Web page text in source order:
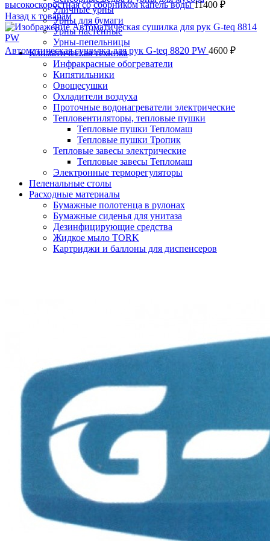
Уличные урны
Урны для бумаги
Урны настенные
Урны-пепельницы
Климатическая техника
Инфракрасные обогреватели
Кипятильники
Овощесушки
Охладители воздуха
Проточные водонагреватели электрические
Тепловентиляторы, тепловые пушки
Тепловые пушки Тепломаш
Тепловые пушки Тропик
Тепловые завесы электрические
Тепловые завесы Тепломаш
Электронные терморегуляторы
Пеленальные столы
Расходные материалы
Бумажные полотенца в рулонах
Бумажные сиденья для унитаза
Дезинфицирующие средства
Жидкое мыло TORK
Картриджи и баллоны для диспенсеров
V-образные сушилки
Погружные сушилки для рук
Сушилки для рук высокоскоростные
Электрополотенце
Уборочная техника
Подметальные машины
Пылесосы для опасной пыли
Пылесосы для сухой и влажной уборки
Пылесосы для сухой уборки
Уборочный инвентарь
Ведра на колесах
Коврики влаговпитывающие
Коврики влаговпитывающие 1,2 м х 1,8 м
Коврики влаговпитывающие 1,2 м х 10 м
Коврики влаговпитывающие 1,2 м х 2,5 м
высокоскоростная со сборником капель воды11400 ₽
Назад к товарам
Автоматическая сушилка для рук G-teq 8820 PW 4600 ₽
Нажмите, чтобы увеличить